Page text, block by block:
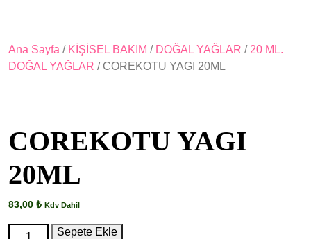
Ana Sayfa / KİŞİSEL BAKIM / DOĞAL YAĞLAR / 20 ML.
DOĞAL YAĞLAR / COREKOTU YAGI 20ML
COREKOTU YAGI
20ML
83,00 ₺ Kdv Dahil
COREKOTUSepete Ekle